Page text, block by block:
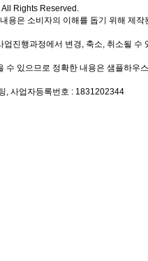
Rights Reserved.
용은 소비자의 이해를 돕기 위해 제작
진행과정에서 변경, 축소, 취소될 수
수 있으므로 정확한 내용은 샘플하우스
, 사업자등록번호 : 1831202344